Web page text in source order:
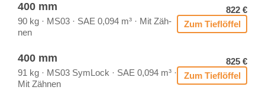
400 mm
90 kg · MS03 · SAE 0,094 m³ · Mit Zäh­
nen
822 €
Zum Tief­löf­fel
400 mm
91 kg · MS03 Sym­Lock · SAE 0,094 m³ ·
Mit Zäh­nen
825 €
Zum Tief­löf­fel